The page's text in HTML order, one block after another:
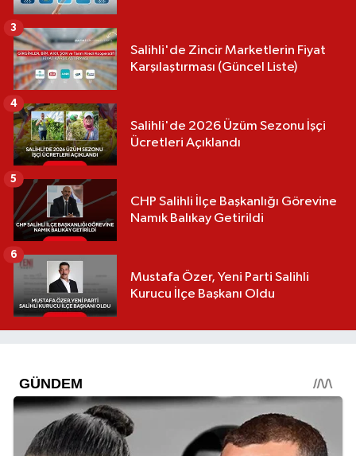
Salihli'de Zincir Marketlerin Fiyat
Karşılaştırması (Güncel Liste)
3
Salihli'de 2026 Üzüm Sezonu İşçi
Ücretleri Açıklandı
4
CHP Salihli İlçe Başkanlığı Görevine
Namık Balıkay Getirildi
5
Mustafa Özer, Yeni Parti Salihli
Kurucu İlçe Başkanı Oldu
6